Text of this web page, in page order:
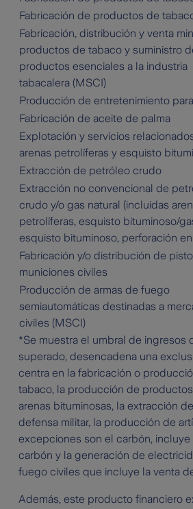
Fabricación de productos de
Fabricación, distribución y venta
productos de tabaco y suministro
productos esenciales a la industria
tabacalera (MSCI)
Producción de entretenimiento
Fabricación de aceite de palma
Explotación y servicios
arenas petrolíferas y esquisto
Extracción de petróleo crudo
Extracción no convencional de
crudo y/o gas natural (incluidas
petrolíferas, esquisto bituminoso/
esquisto bituminoso, perforación
Fabricación y/o distribución de
municiones civiles
Producción de armas de fuego
semiautomáticas destinadas a
civiles (MSCI)
*Se muestra el umbral de ingresos
superado, desencadena una
centra en la fabricación o
tabaco, la producción de
arenas bituminosas, la extracción
defensa militar, la producción de
excepciones son el carbón,
carbón y la generación de
fuego civiles que incluye la venta
Además, este producto financiero